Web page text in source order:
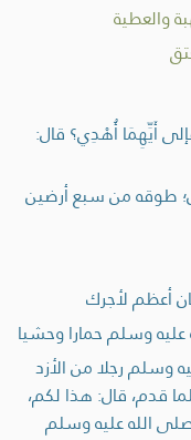
والعطية
أَيِّهِمَا أُهْدِي؟ قال:
طوقه من سبع أرضين
أعظم لأجرك
وسلم حمارا وحشيا
وسلم رجلا من الأزد
قدم، قال: هذا لكم،
الله عليه وسلم